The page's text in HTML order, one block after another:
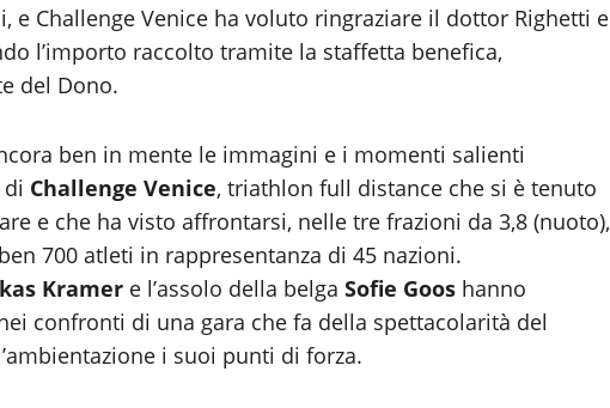
Challenge Venice ha voluto ringraziare il dottor Righetti e
l’importo raccolto tramite la staffetta benefica,
del Dono.
ben in mente le immagini e i momenti salienti
Challenge Venice, triathlon full distance che si è tenuto
e che ha visto affrontarsi, nelle tre frazioni da 3,8 (nuoto),
700 atleti in rappresentanza di 45 nazioni.
Kramer e l’assolo della belga Sofie Goos hanno
confronti di una gara che fa della spettacolarità del
i suoi punti di forza.